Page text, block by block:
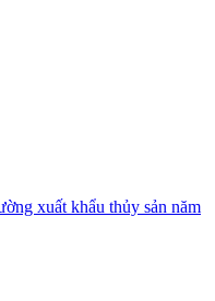
xuất khẩu thủy sản năm